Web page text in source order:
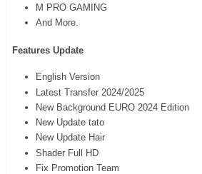
M PRO GAMING
And More.
Features Update
English Version
Latest Transfer 2024/2025
New Background EURO 2024 Edition
New Update tato
New Update Hair
Shader Full HD
Fix Promotion Team